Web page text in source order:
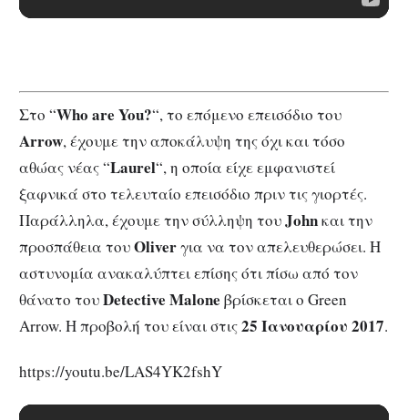
Στο “Who are You?“, το επόμενο επεισόδιο του
Arrow, έχουμε την αποκάλυψη της όχι και τόσο
αθώας νέας “Laurel“, η οποία είχε εμφανιστεί
ξαφνικά στο τελευταίο επεισόδιο πριν τις γιορτές.
Παράλληλα, έχουμε την σύλληψη τουJohnκαι την
προσπάθεια τουOliverγια να τον απελευθερώσει. Η
αστυνομία ανακαλύπτει επίσης ότι πίσω από τον
θάνατο τουDetective Malone βρίσκεται ο Green
Arrow. H προβολή του είναι στις25 Ιανουαρίου 2017.
https://youtu.be/LAS4YK2fshY